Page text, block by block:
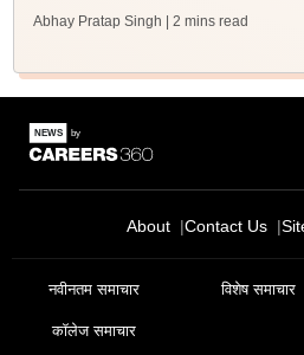
Abhay Pratap Singh | 2 mins read
About Contact Us
नवीनतम समाचार विशेष समाचार
कॉलेज समाचार